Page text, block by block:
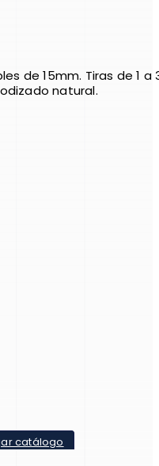
de 15mm. Tiras de 1 a
natural.
catálogo